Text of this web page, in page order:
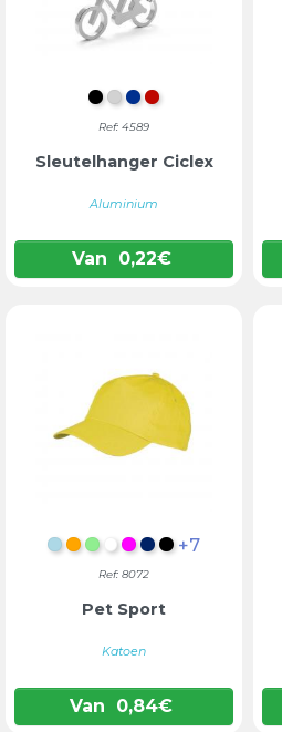
ZWART
ZILVER
BLAUW
ROOD
Ref: 4589
Sleutelhanger Ciclex
Aluminium
Van 0,22€
LICHTBLAUW
ORANJE
LICHTGROEN
WIT/BLAUW
FUCHSIA
MARINEBLAUW
ZWART
+7
Ref: 8072
Pet Sport
Katoen
Van 0,84€